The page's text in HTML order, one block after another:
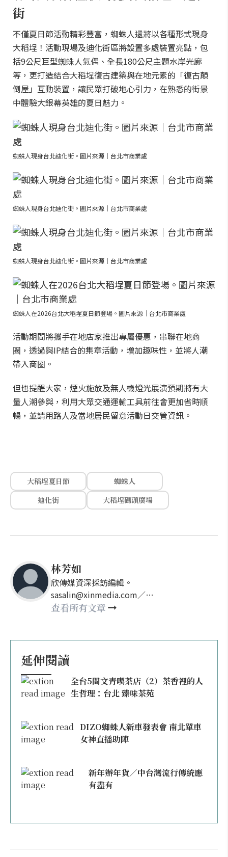
街
不僅夏日節活動精彩豐富，蜘蛛人還將以各種形式現身
大稻埕！活動現場及迪化街區將設置多處裝置亮點，包
括9公尺巨型蜘蛛人氣偶、全長180公尺主題水岸光廊
等，更打造結合大稻埕復古建築與在地元素的「復古顛
倒屋」互動裝置，讓民眾打破地心引力，在熟悉的街景
中體驗大銀幕英雄的夏日魅力。
蜘蛛人現身台北迪化街。圖片來源｜台北市商業處
蜘蛛人現身台北迪化街。圖片來源｜台北市商業處
蜘蛛人現身台北迪化街。圖片來源｜台北市商業處
蜘蛛人在2026台北大稻埕夏日節登場。圖片來源｜台北市商業處
活動期間將攜手在地店家推出專屬優惠，串聯在地商
圈，透過與IP結合的集章活動，增加趣味性，並將人潮
帶入商圈。
但也提醒大家，煙火施放及無人機燈光展演預期將有大
量人潮參與，利用大眾交通運輸工具前往會更加省時順
暢，並請用路人及當地居民留意活動日交管資訊。
大稻埕夏日節
蜘蛛人
迪化街
大稻埕碼頭廣場
林芳如
欣傳媒資深採訪編輯。
sasalin@xinmedia.com／
happy21917@gmail.com
查看所有文章
延伸閱讀
全台5間文青喫茶店（2）茶香裡的人
生哲理：台北 臻味茶苑
DIZO蜘蛛人新車發表會 南北單車
女神直播助陣
新年辦年貨／中台灣流行傳統應
有盡有